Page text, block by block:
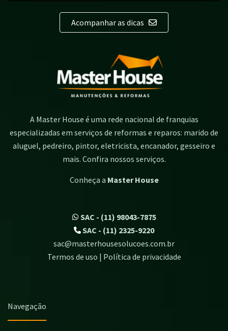
Acompanhar as dicas
A Master House é uma rede nacional de franquias
especializadas em serviços de reformas e reparos: marido de
aluguel, pedreiro, pintor, eletricista, encanador, gesseiro e
mais. Confira nossos serviços.
Conheça a Master House
SAC - (11) 98043-7875
SAC - (11) 2325-9220
sac@masterhousesolucoes.com.br
Termos de uso | Política de privacidade
Navegação